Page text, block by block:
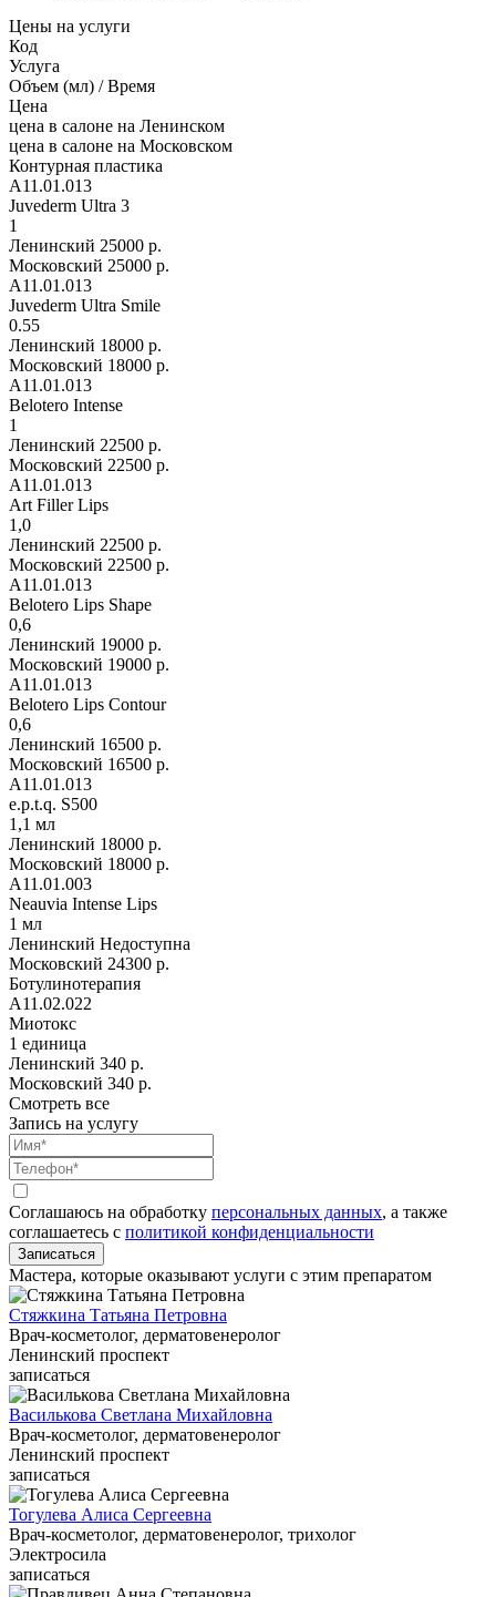
Цены на услуги
Код
Услуга
Объем (мл) / Время
Цена
цена в салоне на Ленинском
цена в салоне на Московском
Контурная пластика
А11.01.013
Juvederm Ultra 3
1
Ленинский 25000 р.
Московский 25000 р.
А11.01.013
Juvederm Ultra Smile
0.55
Ленинский 18000 р.
Московский 18000 р.
А11.01.013
Belotero Intense
1
Ленинский 22500 р.
Московский 22500 р.
А11.01.013
Art Filler Lips
1,0
Ленинский 22500 р.
Московский 22500 р.
А11.01.013
Belotero Lips Shape
0,6
Ленинский 19000 р.
Московский 19000 р.
А11.01.013
Belotero Lips Contour
0,6
Ленинский 16500 р.
Московский 16500 р.
А11.01.013
e.p.t.q. S500
1,1 мл
Ленинский 18000 р.
Московский 18000 р.
А11.01.003
Neauvia Intense Lips
1 мл
Ленинский Недоступна
Московский 24300 р.
Ботулинотерапия
А11.02.022
Миотокс
1 единица
Ленинский 340 р.
Московский 340 р.
Смотреть все
Запись на услугу
Соглашаюсь на обработку персональных данных, а также
соглашаетесь c политикой конфиденциальности
Записаться
Мастера, которые оказывают услуги с этим препаратом
Стяжкина Татьяна Петровна
Врач-косметолог, дерматовенеролог
Ленинский проспект
записаться
Василькова Светлана Михайловна
Врач-косметолог, дерматовенеролог
Ленинский проспект
записаться
Тогулева Алиса Сергеевна
Врач-косметолог, дерматовенеролог, трихолог
Электросила
записаться